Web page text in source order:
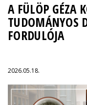
A FÜLÖP GÉZA
TUDOMÁNYOS
FORDULÓJA
2026.05.18.